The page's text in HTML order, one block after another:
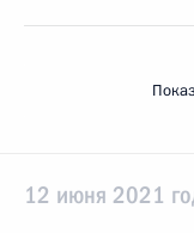
12 июня 2021